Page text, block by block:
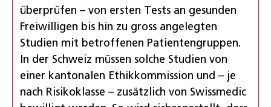
überprüfen – von ersten Tests an gesunden
Freiwilligen bis hin zu gross angelegten
Studien mit betroffenen Patientengruppen.
In der Schweiz müssen solche Studien von
einer kantonalen Ethikkommission und – je
nach Risikoklasse – zusätzlich von Swissmedic